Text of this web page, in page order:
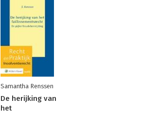
Samantha Renssen
De herijking van
het